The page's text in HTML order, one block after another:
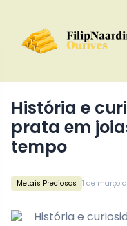
Metais Preciosos 1 de março
História e curiosidades sobre
prata em
tempo